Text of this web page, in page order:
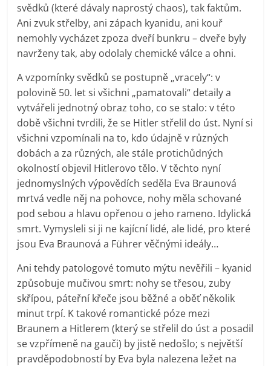
svědků (které dávaly naprostý chaos), tak faktům.
Ani zvuk střelby, ani zápach kyanidu, ani kouř
nemohly vycházet zpoza dveří bunkru – dveře byly
navrženy tak, aby odolaly chemické válce a ohni.
A vzpomínky svědků se postupně „vracely“: v
polovině 50. let si všichni „pamatovali“ detaily a
vytvářeli jednotný obraz toho, co se stalo: v této
době všichni tvrdili, že se Hitler střelil do úst. Nyní si
všichni vzpomínali na to, kdo údajně v různých
dobách a za různých, ale stále protichůdných
okolností objevil Hitlerovo tělo. V těchto nyní
jednomyslných výpovědích seděla Eva Braunová
mrtvá vedle něj na pohovce, nohy měla schované
pod sebou a hlavu opřenou o jeho rameno. Idylická
smrt. Vymysleli si ji ne kajícní lidé, ale lidé, pro které
jsou Eva Braunová a Führer věčnými ideály…
Ani tehdy patologové tomuto mýtu nevěřili – kyanid
způsobuje mučivou smrt: nohy se třesou, zuby
skřípou, páteřní křeče jsou běžné a oběť několik
minut trpí. K takové romantické póze mezi
Braunem a Hitlerem (který se střelil do úst a posadil
se vzpřímeně na gauči) by jistě nedošlo; s největší
pravděpodobností by Eva byla nalezena ležet na